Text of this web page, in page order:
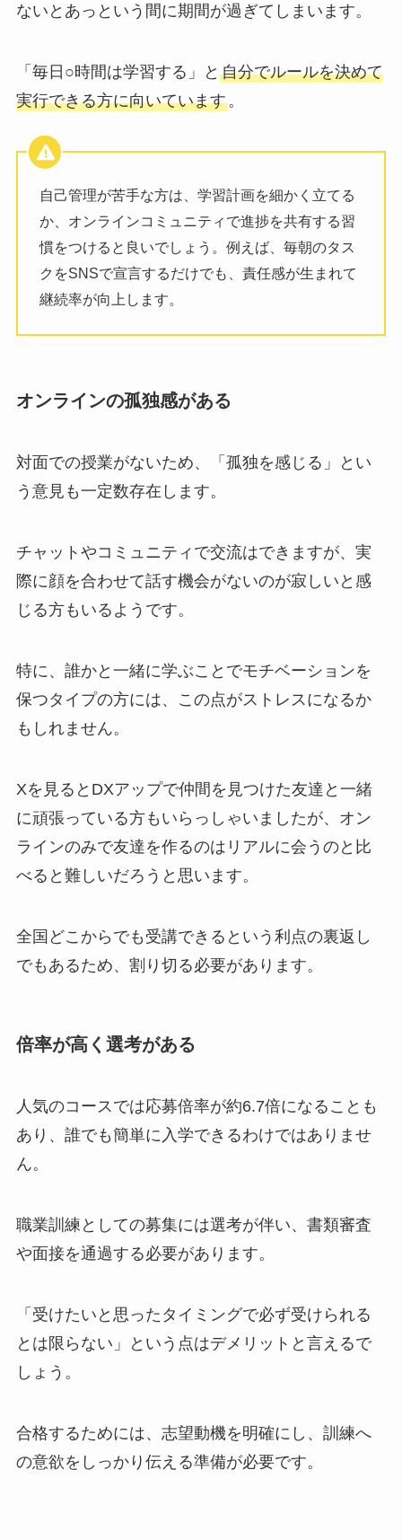
ないとあっという間に期間が過ぎてしまいます。
「毎日○時間は学習する」と 自分でルールを決めて
実行できる方に向いています。
自己管理が苦手な方は、学習計画を細かく立てる
か、オンラインコミュニティで進捗を共有する習
慣をつけると良いでしょう。例えば、毎朝のタス
クをSNSで宣言するだけでも、責任感が生まれて
継続率が向上します。
オンラインの孤独感がある
対面での授業がないため、「孤独を感じる」とい
う意見も一定数存在します。
チャットやコミュニティで交流はできますが、実
際に顔を合わせて話す機会がないのが寂しいと感
じる方もいるようです。
特に、誰かと一緒に学ぶことでモチベーションを
保つタイプの方には、この点がストレスになるか
もしれません。
Xを見るとDXアップで仲間を見つけた友達と一緒
に頑張っている方もいらっしゃいましたが、オン
ラインのみで友達を作るのはリアルに会うのと比
べると難しいだろうと思います。
全国どこからでも受講できるという利点の裏返し
でもあるため、割り切る必要があります。
倍率が高く選考がある
人気のコースでは応募倍率が約6.7倍になることも
あり、誰でも簡単に入学できるわけではありませ
ん。
職業訓練としての募集には選考が伴い、書類審査
や面接を通過する必要があります。
「受けたいと思ったタイミングで必ず受けられる
とは限らない」という点はデメリットと言えるで
しょう。
合格するためには、志望動機を明確にし、訓練へ
の意欲をしっかり伝える準備が必要です。